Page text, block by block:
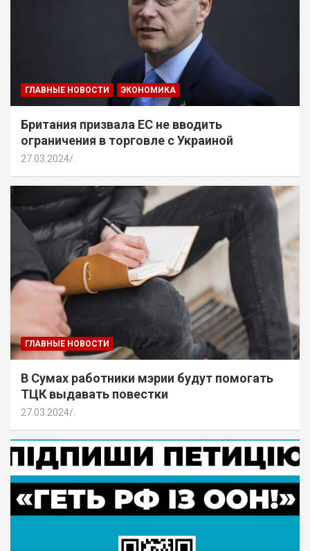
ГЛАВНЫЕ НОВОСТИ ЭКОНОМИКА
Британия призвала ЕС не вводить
ограничения в торговле с Украиной
27.03.2024
ГЛАВНЫЕ НОВОСТИ
В Сумах работники мэрии будут помогать
ТЦК выдавать повестки
27.03.2024